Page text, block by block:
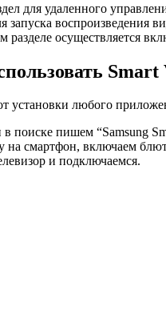
для удаленного
запуска воспроизведения
разделе осуществляется
Smart
установки любого
поиске пишем “Samsung
на смартфон, включаем
и подключаемся.